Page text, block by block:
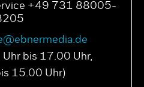
+49 731 88005-
Uhr bis 17.00 Uhr,
15.00 Uhr)